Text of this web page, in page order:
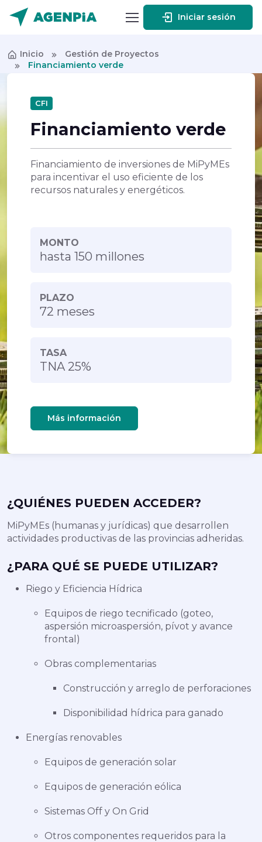
Iniciar sesión
Inicio
Gestión de Proyectos
Financiamiento verde
CFI
Financiamiento verde
Financiamiento de inversiones de MiPyMEs
para incentivar el uso eficiente de los
recursos naturales y energéticos.
MONTO
hasta 150 millones
PLAZO
72 meses
TASA
TNA 25%
Más información
¿QUIÉNES PUEDEN ACCEDER?
MiPyMEs (humanas y jurídicas) que desarrollen
actividades productivas de las provincias adheridas.
¿PARA QUÉ SE PUEDE UTILIZAR?
Riego y Eficiencia Hídrica
Equipos de riego tecnificado (goteo,
aspersión microaspersión, pívot y avance
frontal)
Obras complementarias
Construcción y arreglo de perforaciones
Disponibilidad hídrica para ganado
Energías renovables
Equipos de generación solar
Equipos de generación eólica
Sistemas Off y On Grid
Otros componentes requeridos para la